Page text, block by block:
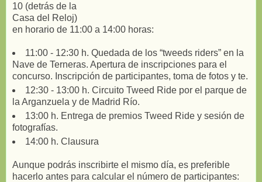
10 (detrás de la
Casa del Reloj)
en horario de 11:00 a 14:00 horas:
11:00 - 12:30 h. Quedada de los “tweeds riders” en la
Nave de Terneras. Apertura de inscripciones para el
concurso. Inscripción de participantes, toma de fotos y te.
12:30 - 13:00 h. Circuito Tweed Ride por el parque de
la Arganzuela y de Madrid Río.
13:00 h. Entrega de premios Tweed Ride y sesión de
fotografías.
14:00 h. Clausura
Aunque podrás inscribirte el mismo día, es preferible
hacerlo antes para calcular el número de participantes: